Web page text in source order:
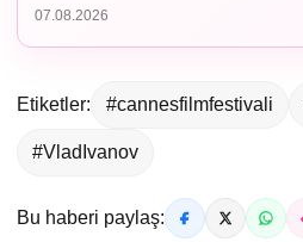
07.08.2026
Etiketler: #cannesfilmfestivali
#VladIvanov
Bu haberi paylaş: